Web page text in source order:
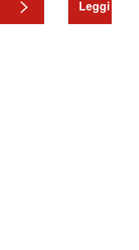
Leggi di